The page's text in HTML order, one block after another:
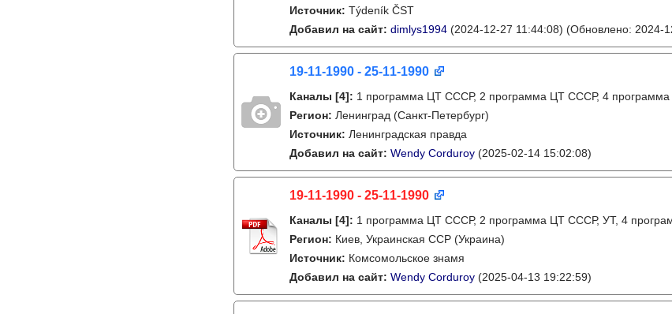
Источник: Týdeník ČST
Добавил на сайт: dimlys1994 (2024-12-27 11:44:08) (Обновлено: 2024-
19-11-1990 - 25-11-1990
Каналы [4]: 1 программа ЦТ СССР, 2 программа ЦТ СССР, 4
Регион: Ленинград (Санкт-Петербург)
Источник: Ленинградская правда
Добавил на сайт: Wendy Corduroy (2025-02-14 15:02:08)
19-11-1990 - 25-11-1990
Каналы [4]: 1 программа ЦТ СССР, 2 программа ЦТ СССР, УТ, 4
Регион: Киев, Украинская ССР (Украина)
Источник: Комсомольское знамя
Добавил на сайт: Wendy Corduroy (2025-04-13 19:22:59)